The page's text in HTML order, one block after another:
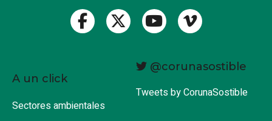
A un click
Sectores ambientales
@corunasostible
Tweets by CorunaSostible